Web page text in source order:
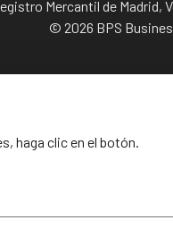
Mercantil de Madrid,
© 2026 BPS
haga clic en el botón.